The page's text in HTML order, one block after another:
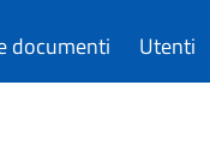
documenti Utenti